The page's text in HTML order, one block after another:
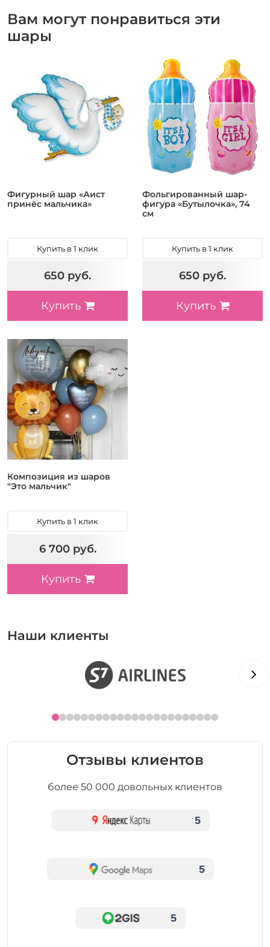
Вам могут понравиться эти
шары
Фигурный шар «Аист
принёс мальчика»
Купить в 1 клик
650 руб.
Купить
Фольгированный шар-
фигура «Бутылочка», 74
см
Купить в 1 клик
650 руб.
Купить
Композиция из шаров
"Это мальчик"
Купить в 1 клик
6 700 руб.
Купить
Наши клиенты
Отзывы клиентов
более 50 000 довольных клиентов
5
5
5